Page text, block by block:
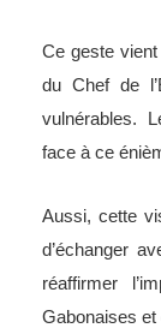
Ce geste
du Chef de
vulnérables.
face à ce
Aussi, cette
d’échanger
réaffirmer
Gabonaises